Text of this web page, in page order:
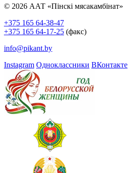
© 2026 ААТ «Пінскі мясакамбінат»
+375 165 64-38-47
+375 165 64-17-25 (факс)
info@pikant.by
Instagram Одноклассники ВКонтакте